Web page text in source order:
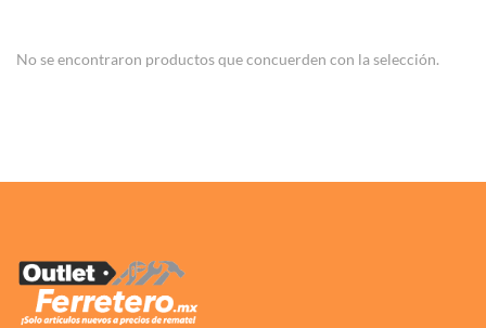
No se encontraron productos que concuerden con la selección.